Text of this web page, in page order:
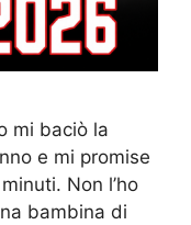
mi baciò la
e mi promise
Non l’ho
bambina di